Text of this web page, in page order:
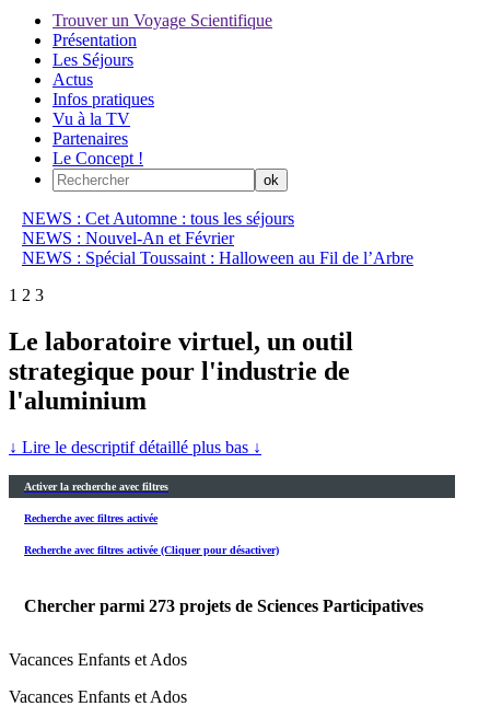
Trouver un Voyage Scientifique
Présentation
Les Séjours
Actus
Infos pratiques
Vu à la TV
Partenaires
Le Concept !
NEWS : Cet Automne : tous les séjours
NEWS : Nouvel-An et Février
NEWS : Spécial Toussaint : Halloween au Fil de l’Arbre
1 2 3
Le laboratoire virtuel, un outil
strategique pour l'industrie de
l'aluminium
↓ Lire le descriptif détaillé plus bas ↓
Activer la recherche avec filtres
Recherche avec filtres activée
Recherche avec filtres activée (Cliquer pour désactiver)
Chercher parmi 273 projets de Sciences Participatives
Vacances Enfants et Ados
Vacances Enfants et Ados